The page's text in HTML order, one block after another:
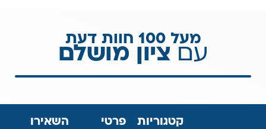
מעל 100 חוות דעת
עםציון מושלם
קטגוריות
פרטי
השאירו